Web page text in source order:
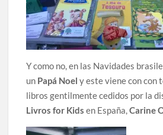
Y como no, en las Navidades
un Papá Noel y este viene con con
libros gentilmente cedidos por la
Livros for Kids en España,Carine